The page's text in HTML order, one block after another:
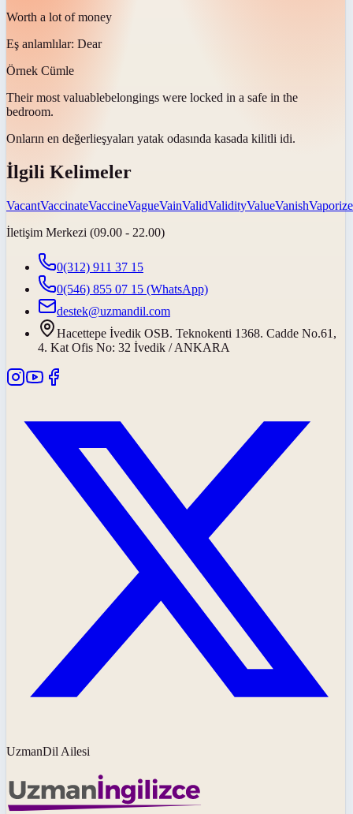
Worth a lot of money
Eş anlamlılar: Dear
Örnek Cümle
Their most valuablebelongings were locked in a safe in the
bedroom.
Onların en değerlieşyaları yatak odasında kasada kilitli idi.
İlgili Kelimeler
VacantVaccinateVaccineVagueVainValidValidityValueVanishVaporize
İletişim Merkezi (09.00 - 22.00)
0(312) 911 37 15
0(546) 855 07 15 (WhatsApp)
destek@uzmandil.com
Hacettepe İvedik OSB. Teknokenti 1368. Cadde No.61,
4. Kat Ofis No: 32 İvedik / ANKARA
UzmanDil Ailesi